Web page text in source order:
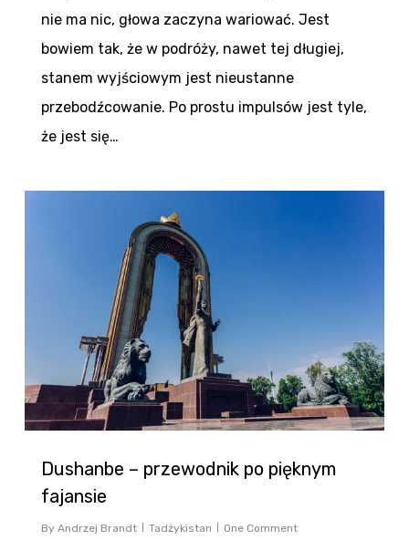
nie ma nic, głowa zaczyna wariować. Jest
bowiem tak, że w podróży, nawet tej długiej,
stanem wyjściowym jest nieustanne
przebodźcowanie. Po prostu impulsów jest tyle,
że jest się…
Dushanbe – przewodnik po pięknym
fajansie
By Andrzej Brandt Tadżykistan One Comment